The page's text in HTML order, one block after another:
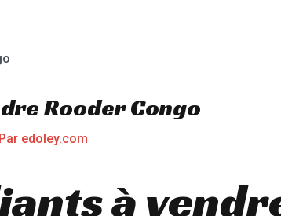
Rooder Congo
edoley.com
à